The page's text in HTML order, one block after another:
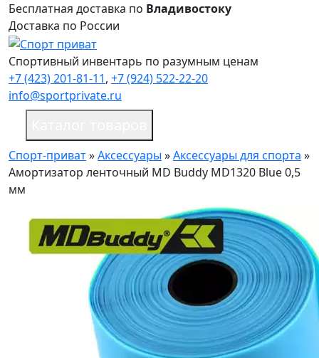
Бесплатная доставка по Владивостоку
Доставка по России
Спортивный инвентарь по разумным ценам
+7 (423) 201-81-11, +7 (924) 522-22-20
info@sportprivate.ru
Спорт-приват»Аксессуары »Аксессуары для спорта »
Амортизатор ленточный MD Buddy MD1320 Blue 0,5
мм